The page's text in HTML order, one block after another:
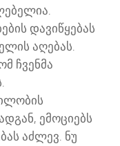
დავიწყებას
აღებას.
ჩვენმა
ემოციებს
აძლევ. ნუ